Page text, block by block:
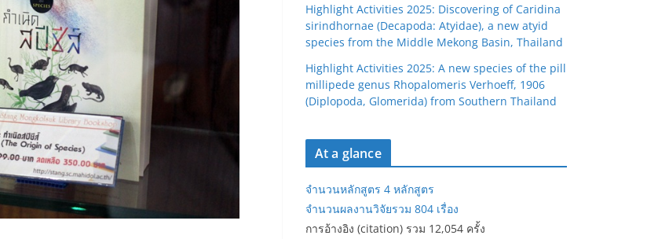
Highlight Activities 2025: Discovering of Caridina
sirindhornae (Decapoda: Atyidae), a new atyid
species from the Middle Mekong Basin, Thailand
Highlight Activities 2025: A new species of the pill
millipede genus Rhopalomeris Verhoeff, 1906
(Diplopoda, Glomerida) from Southern Thailand
At a glance
จำนวนหลักสูตร 4 หลักสูตร
จำนวนผลงานวิจัยรวม 804 เรื่อง
การอ้างอิง (citation) รวม 12,054 ครั้ง